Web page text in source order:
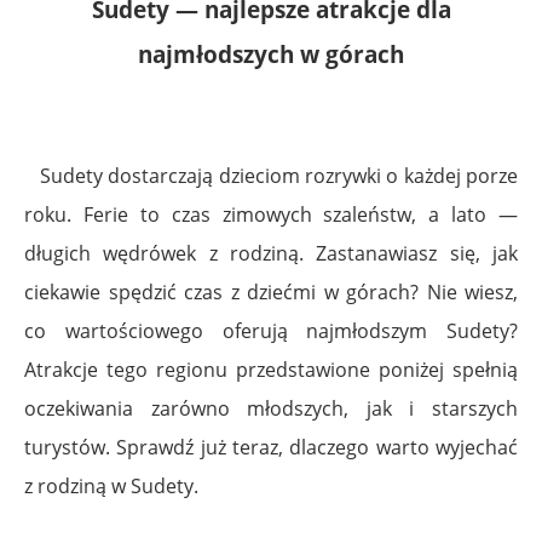
Sudety — najlepsze atrakcje dla
najmłodszych w górach
Sudety dostarczają dzieciom rozrywki o każdej porze
roku. Ferie to czas zimowych szaleństw, a lato —
długich wędrówek z rodziną. Zastanawiasz się, jak
ciekawie spędzić czas z dziećmi w górach? Nie wiesz,
co wartościowego oferują najmłodszym Sudety?
Atrakcje tego regionu przedstawione poniżej spełnią
oczekiwania zarówno młodszych, jak i starszych
turystów. Sprawdź już teraz, dlaczego warto wyjechać
z rodziną w Sudety.